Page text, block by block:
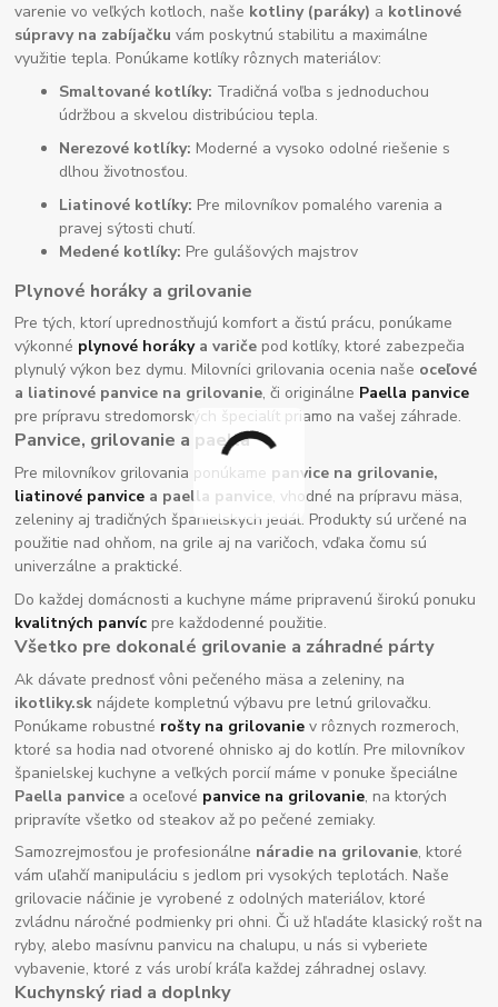
varenie vo veľkých kotloch, naše kotliny (paráky) a kotlinové
súpravy na zabíjačku vám poskytnú stabilitu a maximálne
využitie tepla. Ponúkame kotlíky rôznych materiálov:
Smaltované kotlíky: Tradičná voľba s jednoduchou
údržbou a skvelou distribúciou tepla.
Nerezové kotlíky: Moderné a vysoko odolné riešenie s
dlhou životnosťou.
Liatinové kotlíky: Pre milovníkov pomalého varenia a
pravej sýtosti chutí.
Medené kotlíky: Pre gulášových majstrov
Plynové horáky a grilovanie
Pre tých, ktorí uprednostňujú komfort a čistú prácu, ponúkame
výkonné plynové horákya variče pod kotlíky, ktoré zabezpečia
plynulý výkon bez dymu. Milovníci grilovania ocenia naše oceľové
a liatinové panvice na grilovanie, či originálne Paella panvice
pre prípravu stredomorských špecialít priamo na vašej záhrade.
Panvice, grilovanie a paella
Pre milovníkov grilovania ponúkame panvice na grilovanie,
liatinové panvice a paella panvice, vhodné na prípravu mäsa,
zeleniny aj tradičných španielskych jedál. Produkty sú určené na
použitie nad ohňom, na grile aj na varičoch, vďaka čomu sú
univerzálne a praktické.
Do každej domácnosti a kuchyne máme pripravenú širokú ponuku
kvalitných panvíc pre každodenné použitie.
Všetko pre dokonalé grilovanie a záhradné párty
Ak dávate prednosť vôni pečeného mäsa a zeleniny, na
ikotliky.sk nájdete kompletnú výbavu pre letnú grilovačku.
Ponúkame robustné rošty na grilovanie v rôznych rozmeroch,
ktoré sa hodia nad otvorené ohnisko aj do kotlín. Pre milovníkov
španielskej kuchyne a veľkých porcií máme v ponuke špeciálne
Paella panvice a oceľové panvice na grilovanie, na ktorých
pripravíte všetko od steakov až po pečené zemiaky.
Samozrejmosťou je profesionálne náradie na grilovanie, ktoré
vám uľahčí manipuláciu s jedlom pri vysokých teplotách. Naše
grilovacie náčinie je vyrobené z odolných materiálov, ktoré
zvládnu náročné podmienky pri ohni. Či už hľadáte klasický rošt na
ryby, alebo masívnu panvicu na chalupu, u nás si vyberiete
vybavenie, ktoré z vás urobí kráľa každej záhradnej oslavy.
Kuchynský riad a doplnky